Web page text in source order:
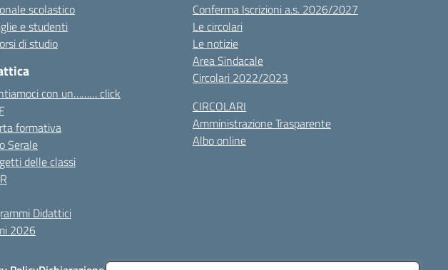
scolastico
e studenti
di studio
con un……… click
formativa
Serale
delle classi
Didattici
2026
Conferma Iscrizioni a.s. 2026/2027
Le circolari
Le notizie
Area Sindacale
Circolari 2022/2023
CIRCOLARI
Amministrazione Trasparente
Albo online